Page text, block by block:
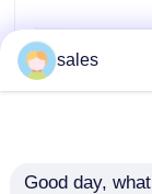
ニュース
屋外のフル
sales
Good day,